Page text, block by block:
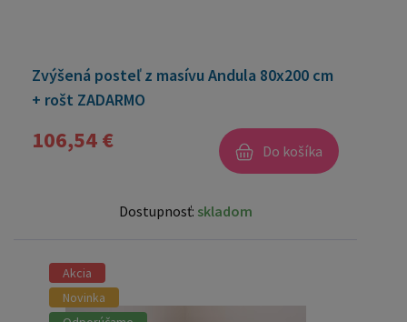
Zvýšená posteľ z masívu Andula 80x200 cm
+ rošt ZADARMO
106,54 € Do košíka
Dostupnosť: skladom
Akcia
Novinka